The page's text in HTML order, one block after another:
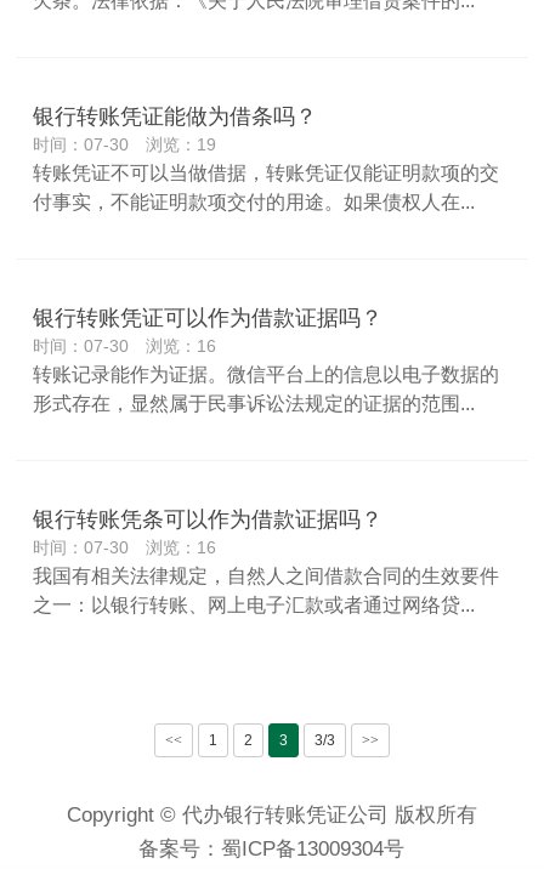
银行转账凭证能做为借条吗？
时间：07-30 浏览：19
转账凭证不可以当做借据，转账凭证仅能证明款项的交
付事实，不能证明款项交付的用途。如果债权人在...
银行转账凭证可以作为借款证据吗？
时间：07-30 浏览：16
转账记录能作为证据。微信平台上的信息以电子数据的
形式存在，显然属于民事诉讼法规定的证据的范围...
银行转账凭条可以作为借款证据吗？
时间：07-30 浏览：16
我国有相关法律规定，自然人之间借款合同的生效要件
之一：以银行转账、网上电子汇款或者通过网络贷...
<< 1 2 3 3/3 >>
Copyright © 代办银行转账凭证公司 版权所有
备案号：蜀ICP备13009304号